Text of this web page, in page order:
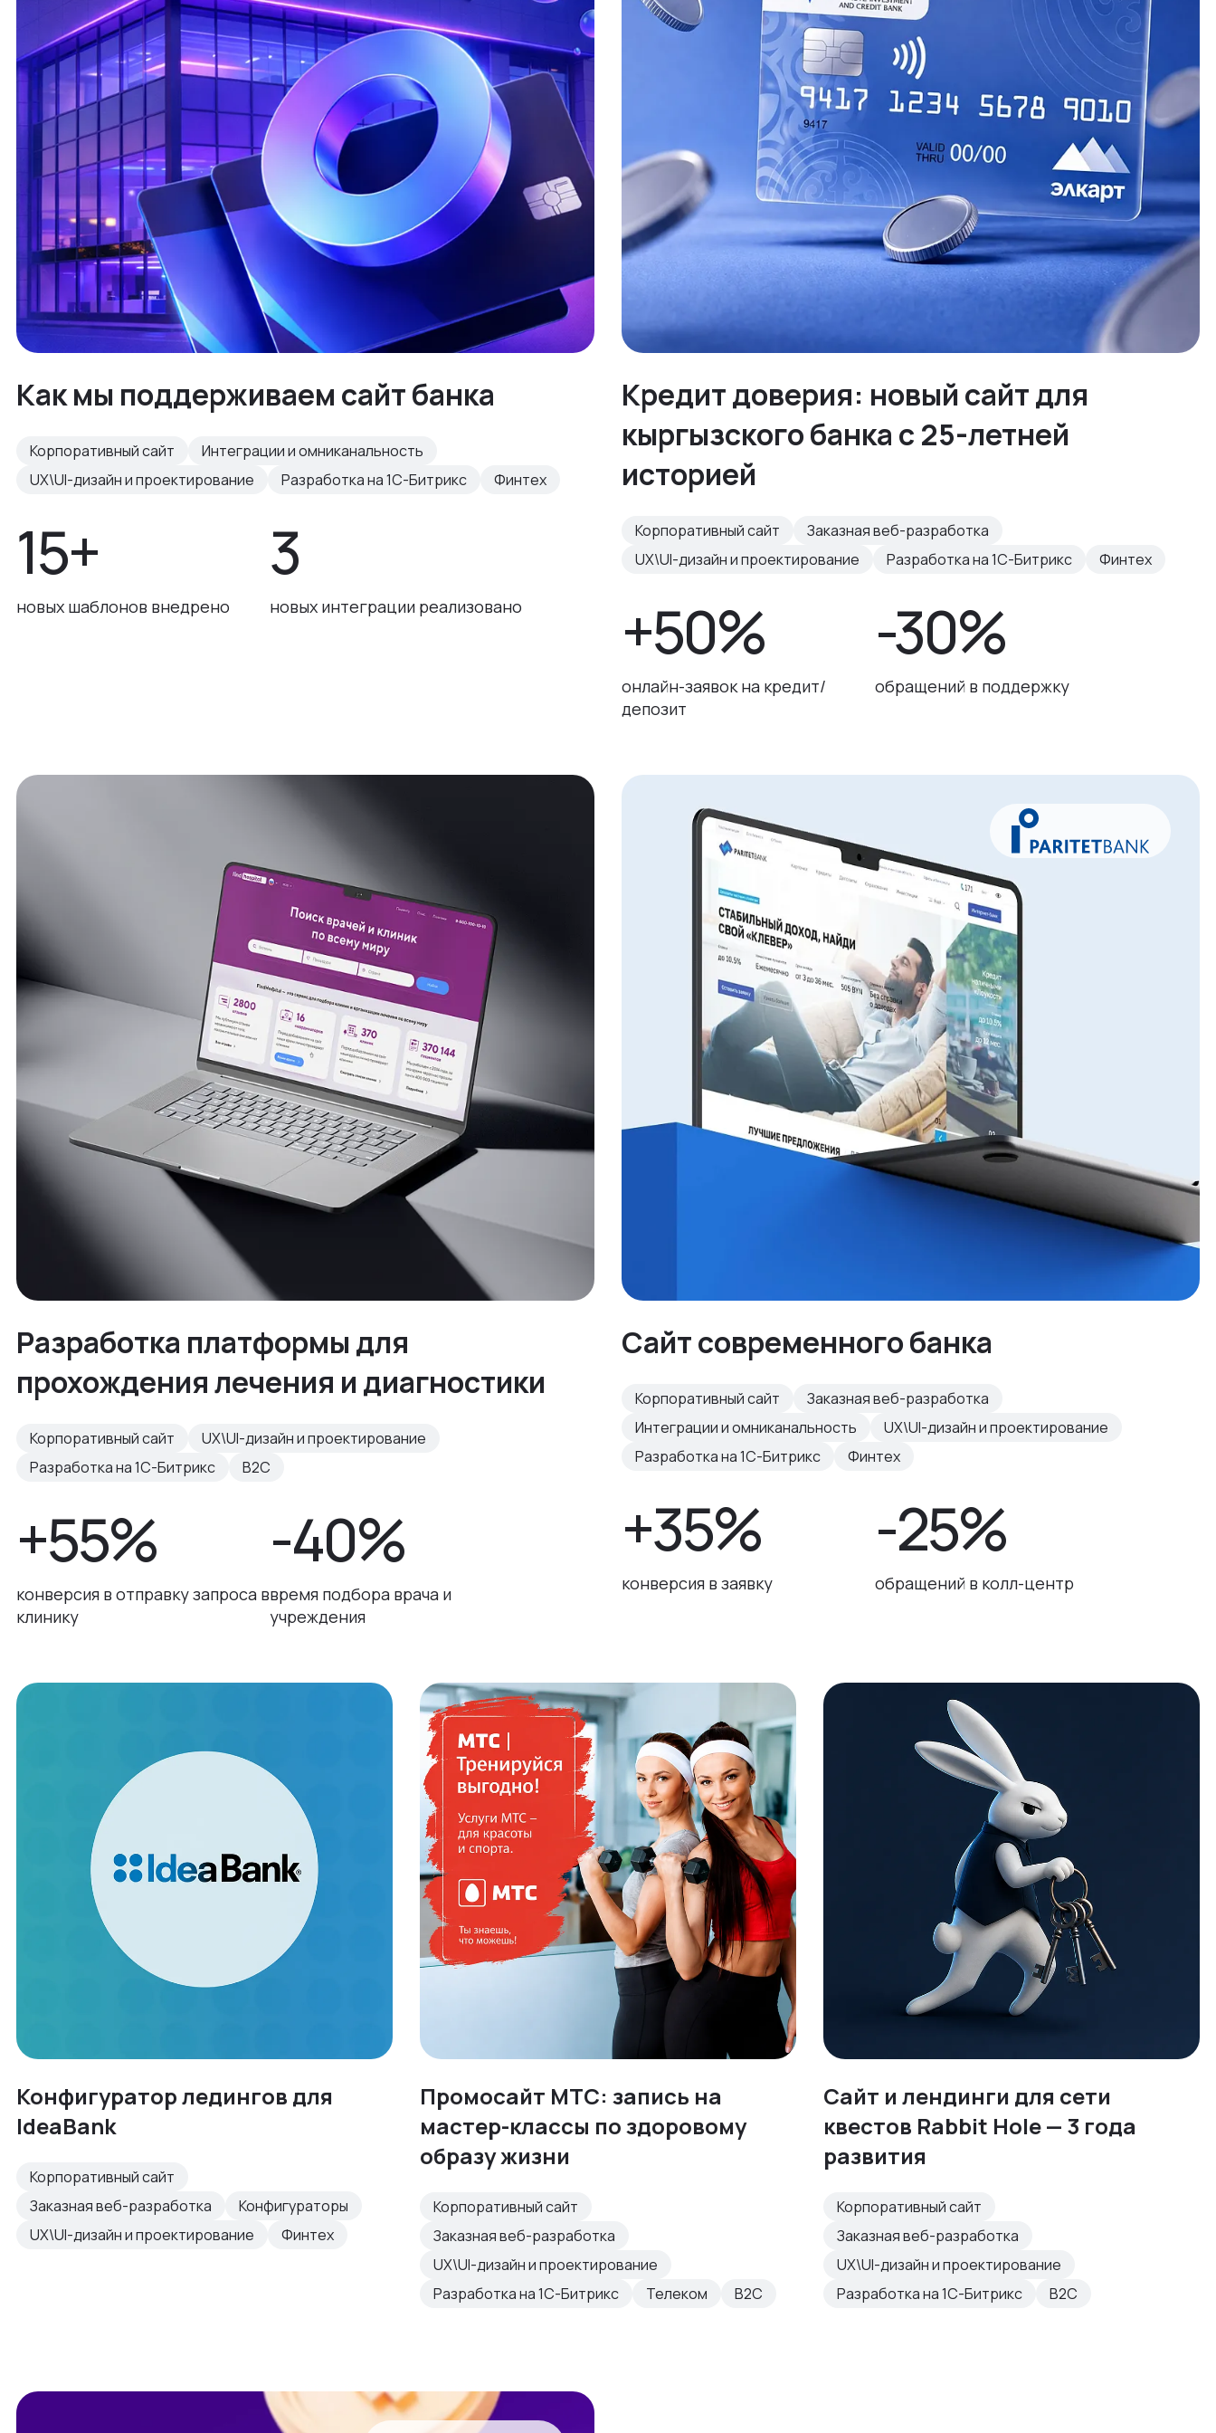
Как мы поддерживаем сайт банка
Корпоративный сайт
Интеграции и омниканальность
UX\UI-дизайн и проектирование
Разработка на 1С-Битрикс Финтех
15+
новых шаблонов внедрено
3
новых интеграции реализовано
Кредит доверия: новый сайт для
кыргызского банка с 25-летней
историей
Корпоративный сайт
Заказная веб-разработка
UX\UI-дизайн и проектирование
Разработка на 1С-Битрикс Финтех
+50%
онлайн-заявок на кредит/
депозит
-30%
обращений в поддержку
Разработка платформы для
прохождения лечения и диагностики
Корпоративный сайт
UX\UI-дизайн и проектирование
Разработка на 1С-Битрикс
B2C
+55%
конверсия в отправку запроса в
клинику
-40%
время подбора врача и
учреждения
Сайт современного банка
Корпоративный сайт
Заказная веб-разработка
Интеграции и омниканальность
UX\UI-дизайн и проектирование
Разработка на 1С-Битрикс
Финтех
+35%
конверсия в заявку
-25%
обращений в колл-центр
Конфигуратор ледингов для
IdeaBank
Корпоративный сайт
Заказная веб-разработка
Конфигураторы
UX\UI-дизайн и проектирование
Финтех
Промосайт МТС: запись на
мастер-классы по здоровому
образу жизни
Корпоративный сайт
Заказная веб-разработка
UX\UI-дизайн и проектирование
Разработка на 1С-Битрикс
Телеком B2C
Сайт и лендинги для сети
квестов Rabbit Hole — 3 года
развития
Корпоративный сайт
Заказная веб-разработка
UX\UI-дизайн и проектирование
Разработка на 1С-Битрикс
B2C